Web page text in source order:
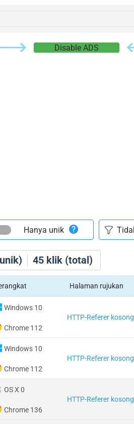
Disable ADS
45 klik (total)
Hanya unik
Halaman rujukan
Windows 10
Chrome 112
HTTP-Referer kosong
Windows 10
Chrome 112
HTTP-Referer kosong
OS X 0
Chrome 136
HTTP-Referer kosong